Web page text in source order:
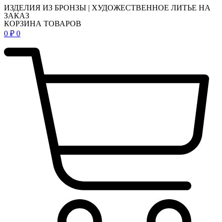
ИЗДЕЛИЯ ИЗ БРОНЗЫ | ХУДОЖЕСТВЕННОЕ ЛИТЬЕ НА
ЗАКАЗ
КОРЗИНА ТОВАРОВ
0 ₽ 0